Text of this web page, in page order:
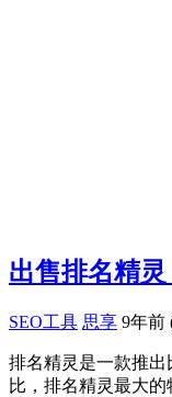
出售排名精
SEO工具 思享 9年前
排名精灵是一款推
比，排名精灵最大